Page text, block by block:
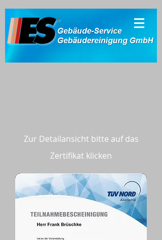
Zur Detailansicht bitte auf das
Zertifikat klicken